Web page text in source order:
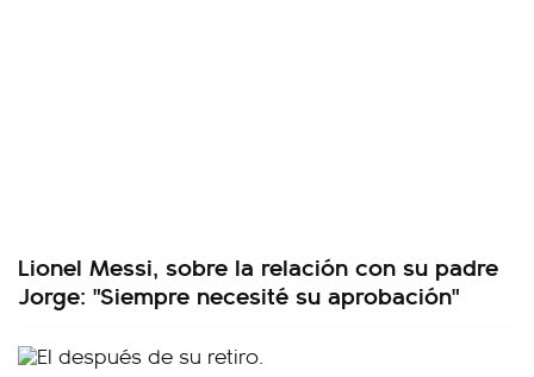
Lionel Messi, sobre la relación con su padre
Jorge: "Siempre necesité su aprobación"